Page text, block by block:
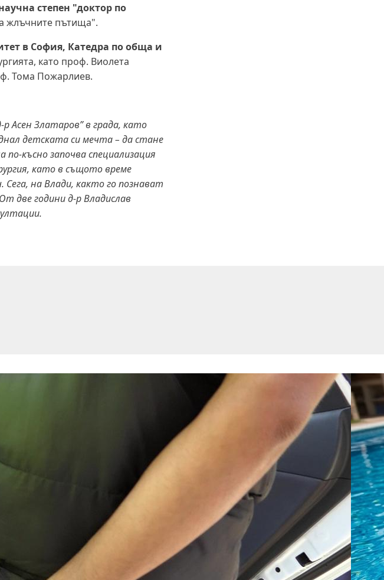
степен "доктор по
жлъчните пътища".
в София, Катедра по обща и
като проф. Виолета
Тома Пожарлиев.
Асен Златаров” в града, като
детската си мечта – да стане
късно започва специализация
като в същото време
Сега, на Влади, както го познават
две години д-р Владислав